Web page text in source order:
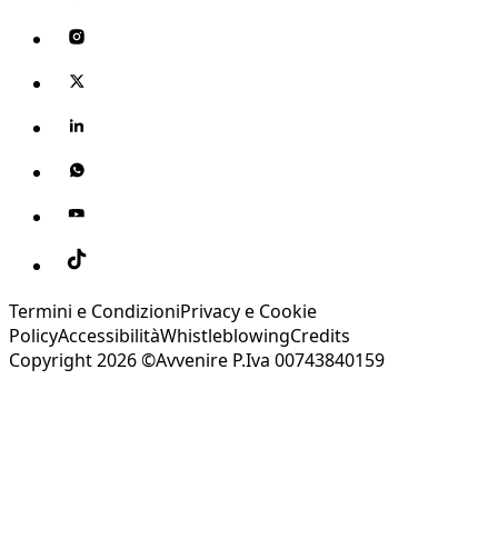
Termini e CondizioniPrivacy e Cookie
PolicyAccessibilitàWhistleblowingCredits
Copyright 2026 ©Avvenire P.Iva 00743840159